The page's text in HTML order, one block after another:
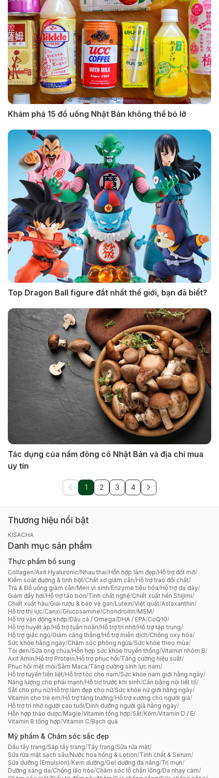
Khám phá 15 đồ uống Nhật Bản không thể bỏ lỡ
Top Dragon Ball figure đắt nhất thế giới, bạn đã biết?
Tác dụng của nấm đông cô Nhật Bản và địa chỉ mua
uy tín
1 2 3 4
Thương hiệu nổi bật
KISACHA
Danh mục sản phẩm
Thực phẩm bổ sung
Collagen/Axit Hyaluronic/Nhau thai/Hỗn hợp làm đẹp/Hỗ trợ đốt mỡ/
Kiểm soát đường & tinh bột/Chất xơ giảm cân/Hỗ trợ trao đổi chất/
Trà & Đồ uống giảm cân/Men vi sinh/Enzyme tiêu hóa/Hỗ trợ dạ dày/
Giảm đầy hơi/Hỗ trợ táo bón/Tinh chất nghệ/Chiết xuất hến Shijimi/
Chiết xuất hàu/Giải rượu & bảo vệ gan/Lutein/Việt quất/Astaxanthin/
Hỗ trợ thị lực/Canxi/Glucosamine/Chondroitin/MSM/
Hỗ trợ vận động khớp/Dầu cá / Omega/DHA / EPA/CoQ10/
Hỗ trợ huyết áp/Hỗ trợ tuần hoàn/Hỗ trợ trí nhớ/Hỗ trợ tập trung/
Hỗ trợ giấc ngủ/Giảm căng thẳng/Hỗ trợ miễn dịch/Chống oxy hóa/
Sức khỏe hằng ngày/Chăm sóc phòng ngừa/Sức khỏe theo mùa/
Tỏi đen/Sữa ong chúa/Hỗn hợp sức khỏe truyền thống/Vitamin nhóm B/
Axit Amin/Hỗ trợ Protein/Hỗ trợ phục hồi/Tăng cường hiệu suất/
Phục hồi mệt mỏi/Sâm Maca/Tăng cường sinh lực nam/
Hỗ trợ tuyến tiền liệt/Hỗ trợ tóc cho nam/Sức khỏe nam giới hằng ngày/
Năng lượng cho phái mạnh/Hỗ trợ trước khi sinh/Cân bằng nội tiết tố/
Sắt cho phụ nữ/Hỗ trợ làm đẹp cho nữ/Sức khỏe nữ giới hằng ngày/
Vitamin cho trẻ em/Hỗ trợ tăng trưởng/Hỗ trợ xương cho người già/
Hỗ trợ trí nhớ người cao tuổi/Dinh dưỡng người già hằng ngày/
Hỗn hợp thảo dược/Magie/Vitamin tổng hợp/Sắt/Kẽm/Vitamin D / E/
Vitamin B tổng hợp/Vitamin C/Bạch quả
Mỹ phẩm & Chăm sóc sắc đẹp
Dầu tẩy trang/Sáp tẩy trang/Tẩy trang/Sữa rửa mặt/
Sữa rửa mặt sạch sâu/Nước hoa hồng & Lotion/Tinh chất & Serum/
Sữa dưỡng (Emulsion)/Kem dưỡng/Gel dưỡng đa năng/Trị mụn/
Dưỡng sáng da/Chống lão hóa/Chăm sóc lỗ chân lông/Da nhạy cảm/